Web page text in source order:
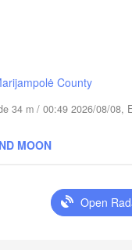
County
34 m / 00:49 2026/08/08,
MOON
Open